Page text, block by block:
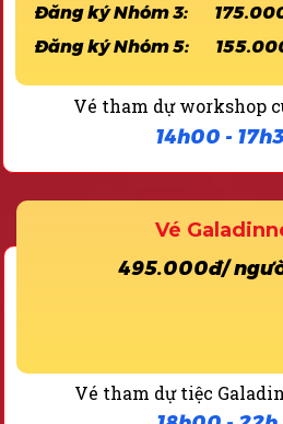
Vé
495.000đ/
Vé tham dự tiệc
14h00 -
Vé tham dự workshop
Đăng ký Nhóm 3:
Đăng ký Nhóm 5: